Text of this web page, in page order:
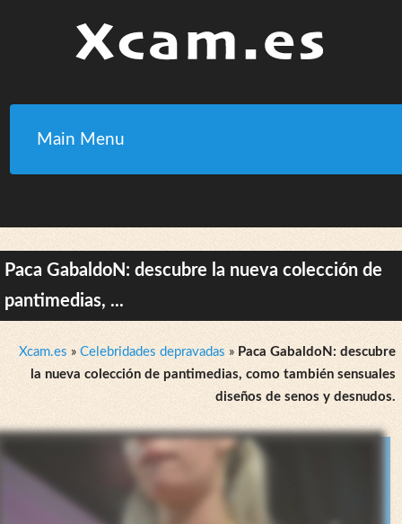
Main Menu
Paca GabaldoN: descubre la nueva colección de
pantimedias, ...
Xcam.es » Celebridades depravadas » Paca GabaldoN: descubre
la nueva colección de pantimedias, como también sensuales
diseños de senos y desnudos.